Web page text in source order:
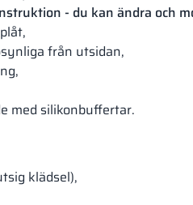
- du kan ändra och
från utsidan,
med silikonbuffertar.
klädsel),